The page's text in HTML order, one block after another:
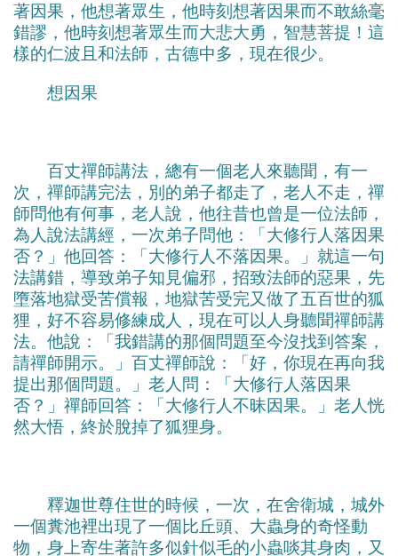
著因果，他想著眾生，他時刻想著因果而不敢絲毫
錯謬，他時刻想著眾生而大悲大勇，智慧菩提！這
樣的仁波且和法師，古德中多，現在很少。
想因果
百丈禪師講法，總有一個老人來聽聞，有一
次，禪師講完法，別的弟子都走了，老人不走，禪
師問他有何事，老人說，他往昔也曾是一位法師，
為人說法講經，一次弟子問他：「大修行人落因果
否？」他回答：「大修行人不落因果。」就這一句
法講錯，導致弟子知見偏邪，招致法師的惡果，先
墮落地獄受苦償報，地獄苦受完又做了五百世的狐
狸，好不容易修練成人，現在可以人身聽聞禪師講
法。他說：「我錯講的那個問題至今沒找到答案，
請禪師開示。」百丈禪師說：「好，你現在再向我
提出那個問題。」老人問：「大修行人落因果
否？」禪師回答：「大修行人不昧因果。」老人恍
然大悟，終於脫掉了狐狸身。
釋迦世尊住世的時候，一次，在舍衛城，城外
一個糞池裡出現了一個比丘頭、大蟲身的奇怪動
物，身上寄生著許多似針似毛的小蟲啖其身肉，又